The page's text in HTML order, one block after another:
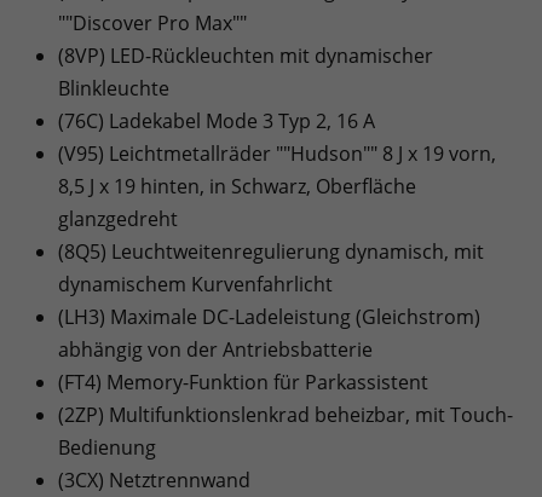
""Discover Pro Max""
(8VP) LED-Rückleuchten mit dynamischer
Blinkleuchte
(76C) Ladekabel Mode 3 Typ 2, 16 A
(V95) Leichtmetallräder ""Hudson"" 8 J x 19 vorn,
8,5 J x 19 hinten, in Schwarz, Oberfläche
glanzgedreht
(8Q5) Leuchtweitenregulierung dynamisch, mit
dynamischem Kurvenfahrlicht
(LH3) Maximale DC-Ladeleistung (Gleichstrom)
abhängig von der Antriebsbatterie
(FT4) Memory-Funktion für Parkassistent
(2ZP) Multifunktionslenkrad beheizbar, mit Touch-
Bedienung
(3CX) Netztrennwand